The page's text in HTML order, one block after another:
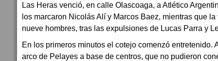
Las Heras venció, en calle Olascoaga, a Atlético
los marcaron Nicolás Alí y Marcos Baez, mientras que
nueve hombres, tras las expulsiones de Lucas Parra y
En los primeros minutos el cotejo comenzó entretenido.
arco de Pelayes a base de centros, que no pudieron